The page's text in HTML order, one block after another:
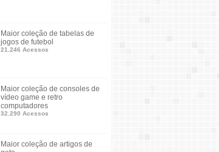
Maior coleção de tabelas de
jogos de futebol
21.246 Acessos
Maior coleção de consoles de
vídeo game e retro
computadores
32.290 Acessos
Maior coleção de artigos de